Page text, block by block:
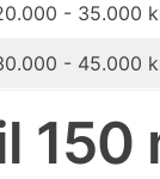
- 35.000
- 45.000
150